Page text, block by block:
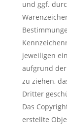
und ggf.
jeweiligen
aufgrund
zu ziehen,
Dritter
Das
erstellte